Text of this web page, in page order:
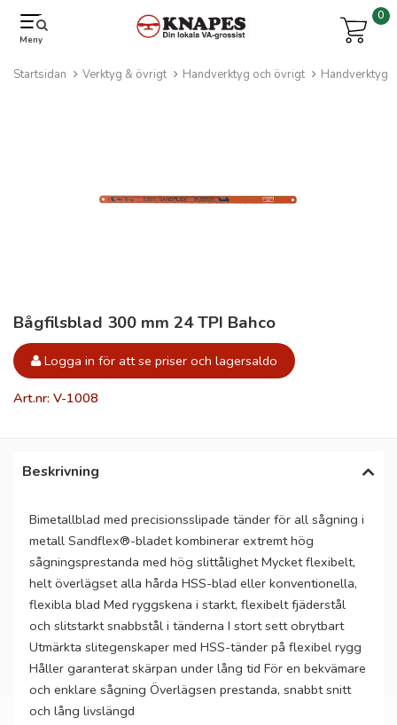
Meny
0
Startsidan Verktyg & övrigt Handverktyg och övrigt Handverktyg
Bågfilsblad 300 mm 24 TPI Bahco
Logga in för att se priser och lagersaldo
Art.nr: V-1008
Beskrivning
Bimetallblad med precisionsslipade tänder för all sågning i
metall Sandflex®-bladet kombinerar extremt hög
sågningsprestanda med hög slittålighet Mycket flexibelt,
helt överlägset alla hårda HSS-blad eller konventionella,
flexibla blad Med ryggskena i starkt, flexibelt fjäderstål
och slitstarkt snabbstål i tänderna I stort sett obrytbart
Utmärkta slitegenskaper med HSS-tänder på flexibel rygg
Håller garanterat skärpan under lång tid För en bekvämare
och enklare sågning Överlägsen prestanda, snabbt snitt
och lång livslängd